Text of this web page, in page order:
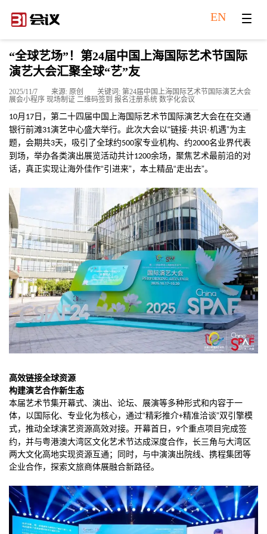
EN
“全球艺场”！第24届中国上海国际艺术节国际
演艺大会汇聚全球“艺”友
2025/11/7 来源: 原创
关键词: 第24届中国上海国际艺术节国际演艺大会
展会小程序 现场制证 二维码签到 报名注册系统 数字化会议
10月 17 日，第二十四届中国上海国际艺术节国际演艺大会在在交通
银行前滩31演艺中心盛大举行。此次大会以“链接·共识·机遇”为主
题，会期共3天，吸引了全球约500家专业机构、约2000名业界代表
到场，举办各类演出展览活动共计1200余场，聚焦艺术最前沿的对
话，真正实现让海外佳作“引进来”，本土精品“走出去”。
高效链接全球资源
构建演艺合作新生态
本届艺术节集开幕式、演出、论坛、展演等多种形式和内容于一
体，以国际化、专业化为核心，通过“精彩推介+精准洽谈”双引擎模
式，推动全球演艺资源高效对接。开幕首日， 9个重点项目完成签
约，并与粤港澳大湾区文化艺术节达成深度合作，长三角与大湾区
两大文化高地实现资源互通；同时，与中演演出院线、携程集团等
企业合作，探索文旅商体展融合新路径。